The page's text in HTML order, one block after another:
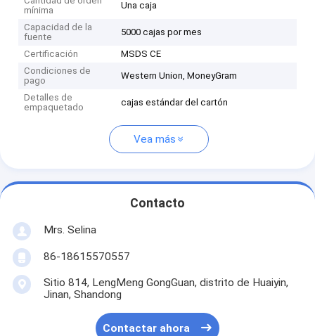
mínima
Una caja
Capacidad de la
fuente
5000 cajas por mes
Certificación
MSDS CE
Condiciones de
pago
Western Union, MoneyGram
Detalles de
empaquetado
cajas estándar del cartón
Vea más
Contacto
Mrs. Selina
86-18615570557
Sitio 814, LengMeng GongGuan, distrito de Huaiyin,
Jinan, Shandong
Contactar ahora